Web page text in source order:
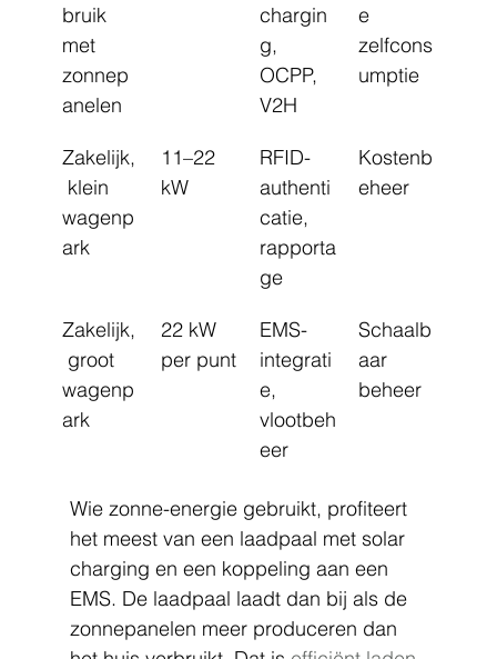
bruik
met
zonnep
anelen
chargin
g,
OCPP,
V2H
e
zelfcons
umptie
Zakelijk,
klein
wagenp
ark
11–22
kW
RFID-
authenti
catie,
rapporta
ge
Kostenb
eheer
Zakelijk,
groot
wagenp
ark
22 kW
per punt
EMS-
integrati
e,
vlootbeh
eer
Schaalb
aar
beheer
Wie zonne-energie gebruikt, profiteert
het meest van een laadpaal met solar
charging en een koppeling aan een
EMS. De laadpaal laadt dan bij als de
zonnepanelen meer produceren dan